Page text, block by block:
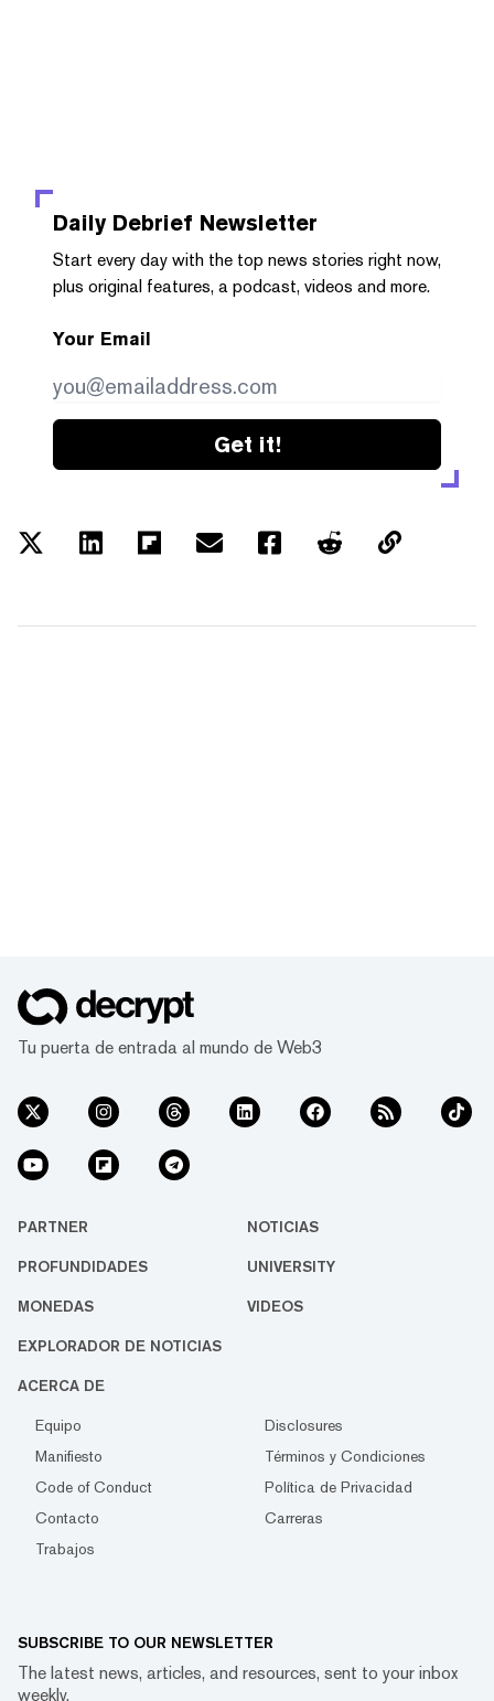
Daily Debrief Newsletter
Start every day with the top news stories right now,
plus original features, a podcast, videos and more.
Your Email
Get it!
Tu puerta de entrada al mundo de Web3
PARTNER NOTICIAS
PROFUNDIDADES UNIVERSITY
MONEDAS VIDEOS
EXPLORADOR DE NOTICIAS
ACERCA DE
Equipo
Disclosures
Manifiesto
Términos y Condiciones
Code of Conduct
Política de Privacidad
Contacto
Carreras
Trabajos
SUBSCRIBE TO OUR NEWSLETTER
The latest news, articles, and resources, sent to your inbox
weekly.